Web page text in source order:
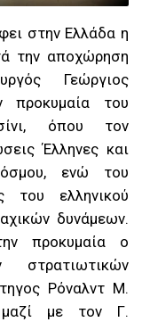
στην Ελλάδα η
την αποχώρηση
Γεώργιος
προκυμαία του
όπου τον
Έλληνες και
ενώ του
του ελληνικού
δυνάμεων.
προκυμαία ο
στρατιωτικών
Ρόναλντ Μ.
μαζί με τον Γ.